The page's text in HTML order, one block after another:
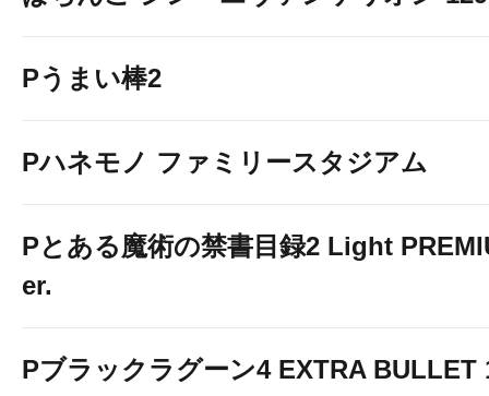
Pうまい棒2
Pハネモノ ファミリースタジアム
Pとある魔術の禁書目録2 Light
er.
Pブラックラグーン4 EXTRA BULLET